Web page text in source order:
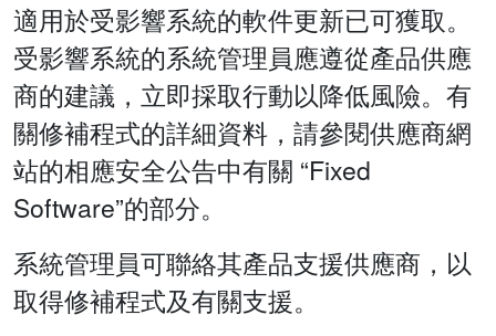
適用於受影響系統的軟件更新已可獲取。
受影響系統的系統管理員應遵從產品供應
商的建議，立即採取行動以降低風險。有
關修補程式的詳細資料，請參閱供應商網
站的相應安全公告中有關 “Fixed
Software”的部分。
系統管理員可聯絡其產品支援供應商，以
取得修補程式及有關支援。